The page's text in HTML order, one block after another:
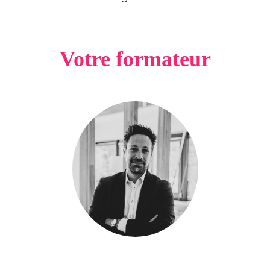
Votre formateur